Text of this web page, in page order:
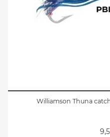
Williamson Thuna